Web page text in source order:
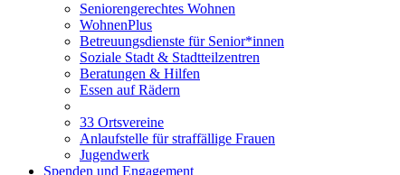
Seniorengerechtes Wohnen
WohnenPlus
Betreuungsdienste für Senior*innen
Soziale Stadt & Stadtteilzentren
Beratungen & Hilfen
Essen auf Rädern
33 Ortsvereine
Anlaufstelle für straffällige Frauen
Jugendwerk
Spenden und Engagement